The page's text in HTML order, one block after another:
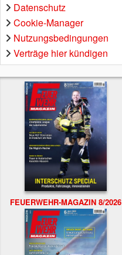
Datenschutz
Cookie-Manager
Nutzungsbedingungen
Verträge hier kündigen
FEUERWEHR-MAGAZIN 8/2026